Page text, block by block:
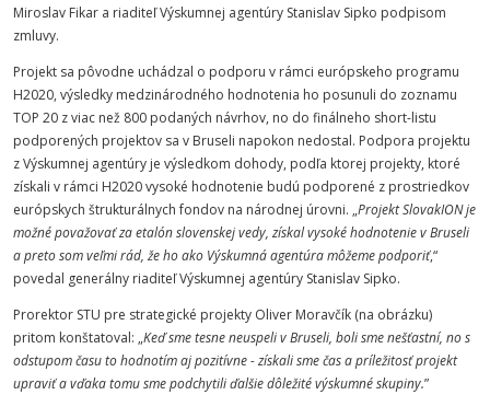
Miroslav Fikar a riaditeľ Výskumnej agentúry Stanislav Sipko podpisom
zmluvy.
Projekt sa pôvodne uchádzal o podporu v rámci európskeho programu
H2020, výsledky medzinárodného hodnotenia ho posunuli do zoznamu
TOP 20 z viac než 800 podaných návrhov, no do finálneho short-listu
podporených projektov sa v Bruseli napokon nedostal. Podpora projektu
z Výskumnej agentúry je výsledkom dohody, podľa ktorej projekty, ktoré
získali v rámci H2020 vysoké hodnotenie budú podporené z prostriedkov
európskych štrukturálnych fondov na národnej úrovni. „Projekt SlovakION je
možné považovať za etalón slovenskej vedy, získal vysoké hodnotenie v Bruseli
a preto som veľmi rád, že ho ako Výskumná agentúra môžeme podporiť,“
povedal generálny riaditeľ Výskumnej agentúry Stanislav Sipko.
Prorektor STU pre strategické projekty Oliver Moravčík (na obrázku)
pritom konštatoval: „Keď sme tesne neuspeli v Bruseli, boli sme nešťastní, no s
odstupom času to hodnotím aj pozitívne - získali sme čas a príležitosť projekt
upraviť a vďaka tomu sme podchytili ďalšie dôležité výskumné skupiny.”